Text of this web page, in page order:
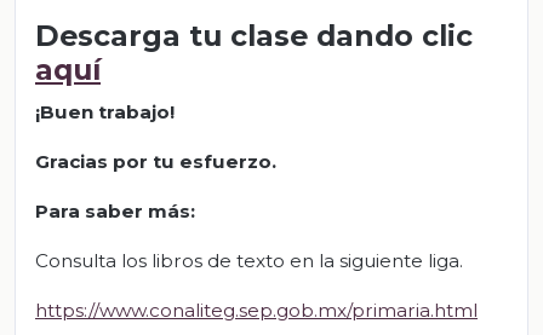
Descarga tu clase dando clic
aquí
¡Buen trabajo!
Gracias por tu esfuerzo.
Para saber más:
Consulta los libros de texto en la siguiente liga.
https://www.conaliteg.sep.gob.mx/primaria.html